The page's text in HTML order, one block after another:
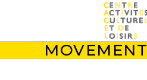
MOVEMENT